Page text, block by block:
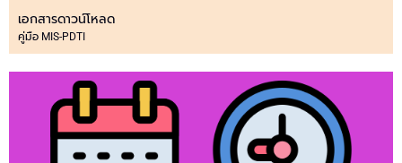
เอกสารดาวน์โหลด
คู่มือ MIS-PDTI